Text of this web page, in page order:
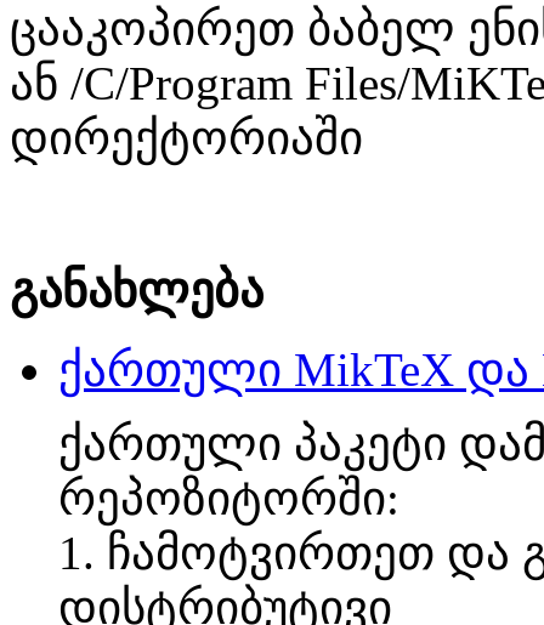
ცააკოპირეთ ბაბელ
ან /C/Program Files/
დირექტორიაში
განახლება
ქართული MikTeX და
ქართული პაკეტი
რეპოზიტორში:
1. ჩამოტვირთეთ და
დისტრიბუტივი